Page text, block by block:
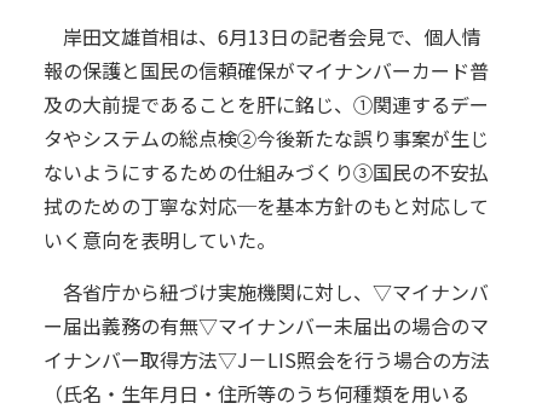
岸田文雄首相は、6月13日の記者会見で、個人情
報の保護と国民の信頼確保がマイナンバーカード普
及の大前提であることを肝に銘じ、①関連するデー
タやシステムの総点検②今後新たな誤り事案が生じ
ないようにするための仕組みづくり③国民の不安払
拭のための丁寧な対応─を基本方針のもと対応して
いく意向を表明していた。
各省庁から紐づけ実施機関に対し、▽マイナンバ
ー届出義務の有無▽マイナンバー未届出の場合のマ
イナンバー取得方法▽J－LIS照会を行う場合の方法
（氏名・生年月日・住所等のうち何種類を用いる